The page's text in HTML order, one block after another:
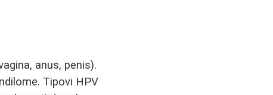
anus, penis).
Tipovi HPV